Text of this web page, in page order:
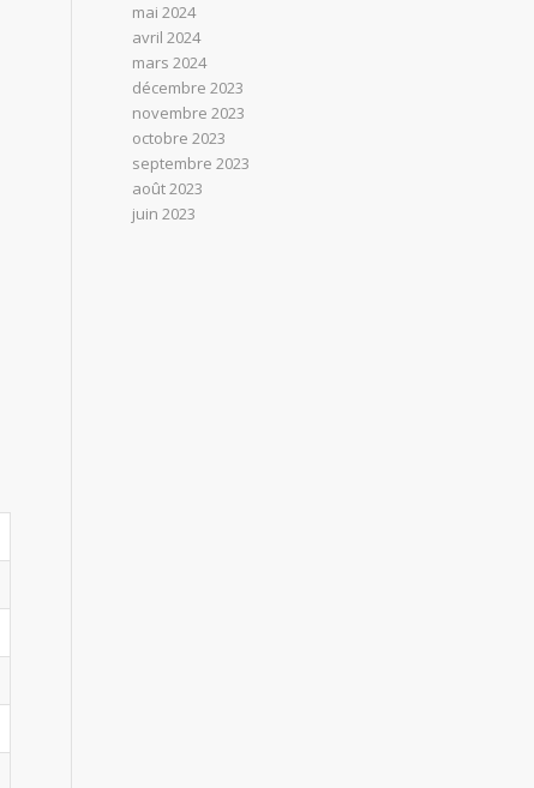
mai 2024
avril 2024
mars 2024
décembre 2023
novembre 2023
octobre 2023
septembre 2023
août 2023
juin 2023